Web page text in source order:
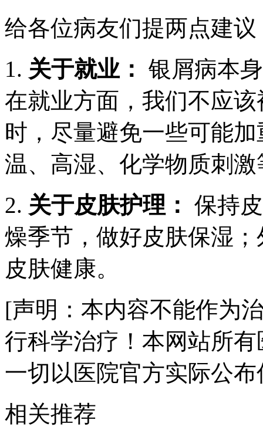
给各位病友们提两点建议
1. 关于就业： 银屑病本
在就业方面，我们不应
时，尽量避免一些可能
温、高湿、化学物质刺激
2. 关于皮肤护理： 保持
燥季节，做好皮肤保湿
皮肤健康。
[声明：本内容不能作为
行科学治疗！本网站所
一切以医院官方实际公
相关推荐